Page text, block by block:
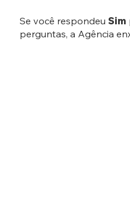
Se você respondeu Sim
perguntas, a Agência